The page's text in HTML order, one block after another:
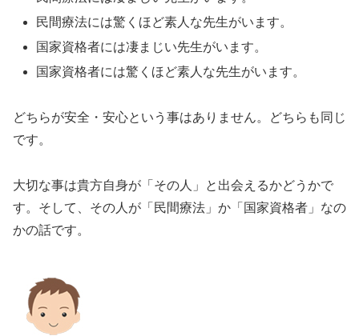
民間療法には驚くほど素人な先生がいます。
国家資格者には凄まじい先生がいます。
国家資格者には驚くほど素人な先生がいます。
どちらが安全・安心という事はありません。どちらも同じ
です。
大切な事は貴方自身が「その人」と出会えるかどうかで
す。そして、その人が「民間療法」か「国家資格者」なの
かの話です。